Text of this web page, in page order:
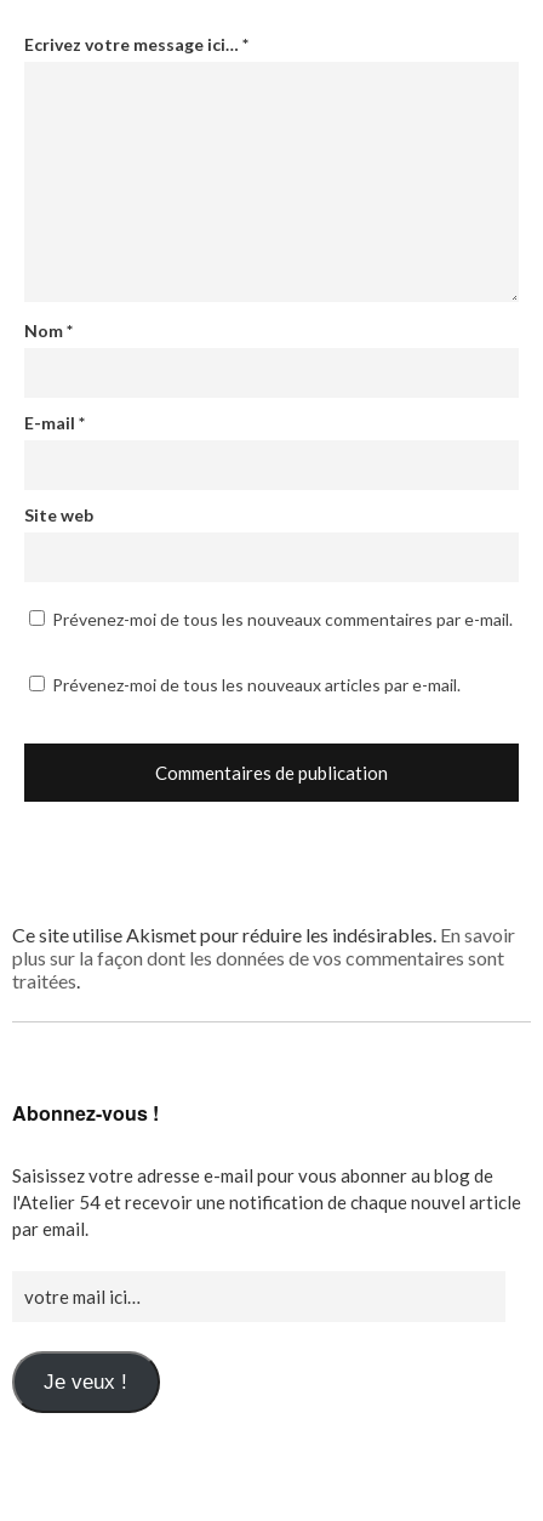
Ecrivez votre message ici… *
Nom*
E-mail *
Site web
Prévenez-moi de tous les nouveaux commentaires par e-mail.
Prévenez-moi de tous les nouveaux articles par e-mail.
Ce site utilise Akismet pour réduire les indésirables. En savoir
plus sur la façon dont les données de vos commentaires sont
traitées.
Abonnez-vous !
Saisissez votre adresse e-mail pour vous abonner au blog de
l'Atelier 54 et recevoir une notification de chaque nouvel article
par email.
Je veux !